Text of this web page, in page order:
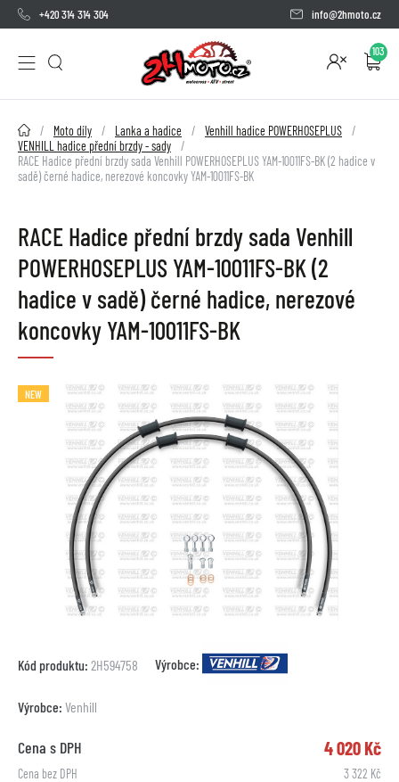
+420 314 314 304 info@2hmoto.cz
103
2HMOTO.cz Moto díly Lanka a hadice
Venhill hadice POWERHOSEPLUS
VENHILL hadice přední brzdy - sady
RACE Hadice přední brzdy sada Venhill POWERHOSEPLUS YAM-10011FS-BK (2 hadice v
sadě) černé hadice, nerezové koncovky YAM-10011FS-BK
RACE Hadice přední brzdy sada Venhill
POWERHOSEPLUS YAM-10011FS-BK (2
hadice v sadě) černé hadice, nerezové
koncovky YAM-10011FS-BK
NEW
Kód produktu: 2H594758 Výrobce:
Výrobce: Venhill
Cena s DPH 4 020 Kč
Cena bez DPH
3 322 Kč